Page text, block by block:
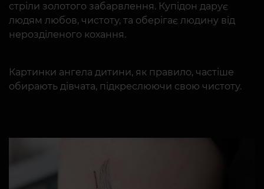
стріли золотого забарвлення. Купідон дарує
людям любов, чистоту, та оберігає людину від
нерозділеного кохання.
Картинки ангела дитини, як правило, частіше
обирають дівчата, підкреслюючи свою чистоту.